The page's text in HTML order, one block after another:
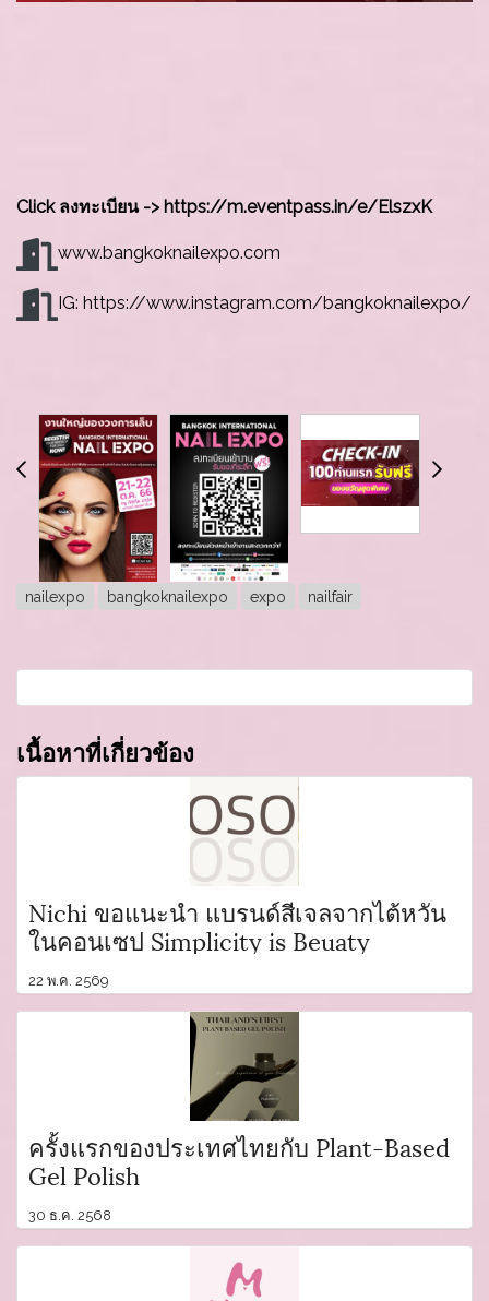
Click ลงทะเบียน -> https://m.eventpass.in/e/ElszxK
www.bangkoknailexpo.com
IG: https://www.instagram.com/bangkoknailexpo/
nailexpo bangkoknailexpo expo nailfair
เนื้อหาที่เกี่ยวข้อง
Nichi ขอแนะนำ แบรนด์สีเจลจากไต้หวัน
ในคอนเซป Simplicity is Beuaty
22 พ.ค. 2569
ครั้งแรกของประเทศไทยกับ Plant-Based
Gel Polish
30 ธ.ค. 2568